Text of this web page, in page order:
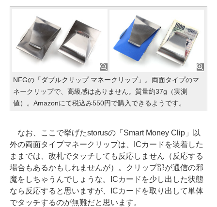
NFGの「ダブルクリップ マネークリップ」。両面タイプのマ
ネークリップで、高級感はありません。質量約37g（実測
値）。Amazonにて税込み550円で購入できるようです。
なお、ここで挙げたstorusの「Smart Money Clip」以
外の両面タイプマネークリップは、ICカードを装着した
ままでは、改札でタッチしても反応しません（反応する
場合もあるかもしれませんが）。クリップ部が通信の邪
魔をしちゃうんでしょうな。ICカードを少し出した状態
なら反応すると思いますが、ICカードを取り出して単体
でタッチするのが無難だと思います。